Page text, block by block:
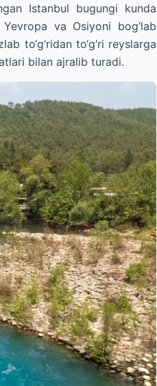
Istanbul bugungi kunda
va Osiyoni bog‘lab
to‘g‘ridan to‘g‘ri reyslarga
bilan ajralib turadi.